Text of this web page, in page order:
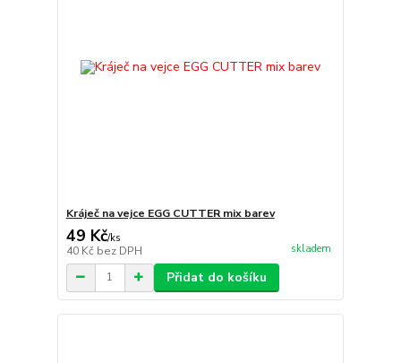
Kráječ na vejce EGG CUTTER mix barev
49 Kč/ks
40 Kč bez DPH skladem
Přidat do košíku